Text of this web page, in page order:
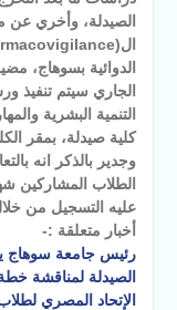
الصيدلة، وأخري عن
الجاري سيتم تنفيذ
التنمية البشرية
كلية صيدلة، بمقر
وجدير بالذكر انه
الطلاب المشاركين
عليه التسجيل من
أخبار متعلقة :-
رئيس جامعة سوهاج
الصيدلة لمناقشة
الإتحاد المصري